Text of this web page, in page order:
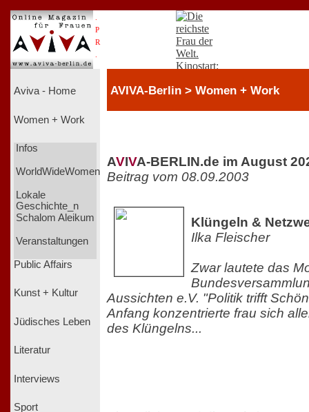
P
R
Aviva - Home
Women + Work
Infos
WorldWideWomen
Lokale
Geschichte_n
Schalom Aleikum
Veranstaltungen
Public Affairs
Kunst + Kultur
Jüdisches Leben
Literatur
Interviews
Sport
AVIVA-Berlin > Women + Work
AVIVA-BERLIN.de im August
Beitrag vom 08.09.2003
Klüngeln &
Ilka Fleischer
Zwar lautete das
Aussichten e.V. "Politik trifft
Anfang konzentrierte frau sich
des Klüngelns...